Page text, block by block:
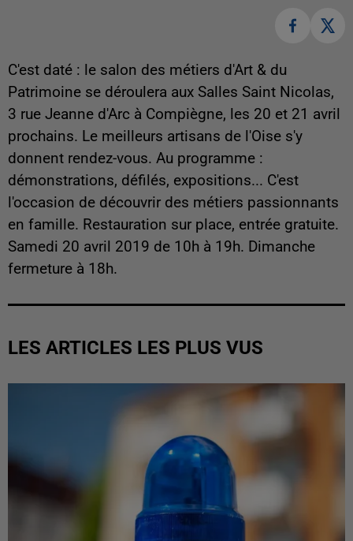
C'est daté : le salon des métiers d'Art & du
Patrimoine se déroulera aux Salles Saint Nicolas,
3 rue Jeanne d'Arc à Compiègne, les 20 et 21 avril
prochains. Le meilleurs artisans de l'Oise s'y
donnent rendez-vous. Au programme :
démonstrations, défilés, expositions... C'est
l'occasion de découvrir des métiers passionnants
en famille. Restauration sur place, entrée gratuite.
Samedi 20 avril 2019 de 10h à 19h. Dimanche
fermeture à 18h.
LES ARTICLES LES PLUS VUS